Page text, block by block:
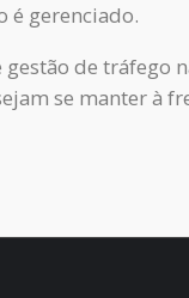
é gerenciado.
de tráfego
se manter à